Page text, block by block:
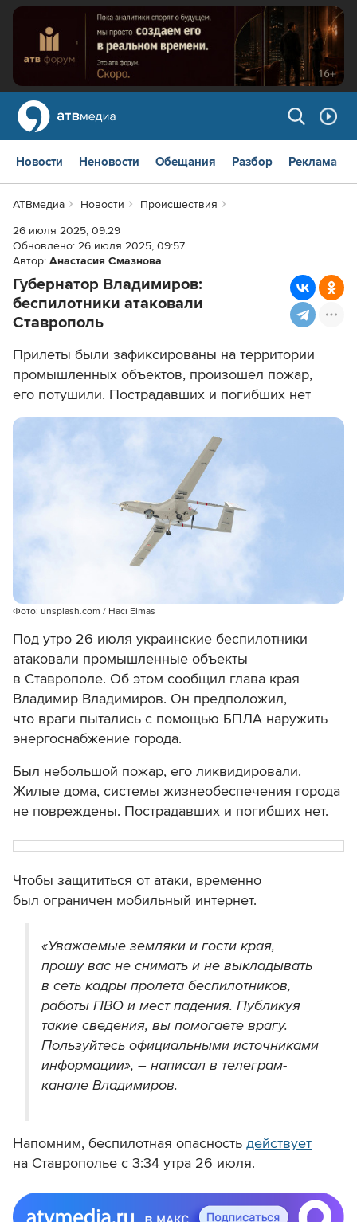
Новости Неновости Обещания Разбор Реклама
АТВмедиа Новости
Происшествия
26 июля 2025, 09:29
Обновлено: 26 июля 2025, 09:57
Автор: Анастасия Смазнова
Губернатор Владимиров:
беспилотники атаковали
Ставрополь
Прилеты были зафиксированы на территории
промышленных объектов, произошел пожар,
его потушили. Пострадавших и погибших нет
Фото: unsplash.com / Hacı Elmas
Под утро 26 июля украинские беспилотники
атаковали промышленные объекты
в Ставрополе. Об этом сообщил глава края
Владимир Владимиров. Он предположил,
что враги пытались с помощью БПЛА наружить
энергоснабжение города.
Был небольшой пожар, его ликвидировали.
Жилые дома, системы жизнеобеспечения города
не повреждены. Пострадавших и погибших нет.
Чтобы защититься от атаки, временно
был ограничен мобильный интернет.
«Уважаемые земляки и гости края,
прошу вас не снимать и не выкладывать
в сеть кадры пролета беспилотников,
работы ПВО и мест падения. Публикуя
такие сведения, вы помогаете врагу.
Пользуйтесь официальными источниками
информации», – написал в телеграм-
канале Владимиров.
Напомним, беспилотная опасность действует
на Ставрополье с 3:34 утра 26 июля.